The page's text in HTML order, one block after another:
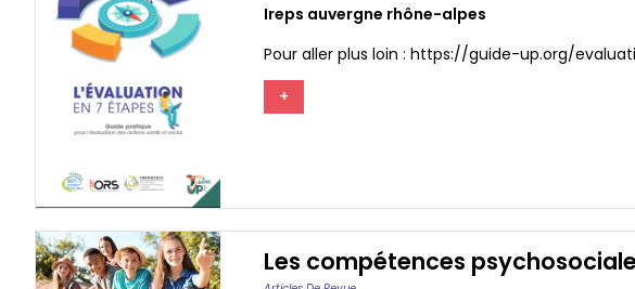
Ireps auvergne rhône-alpes
Pour aller plus loin : https://guide-up.org/
+
Les compétences